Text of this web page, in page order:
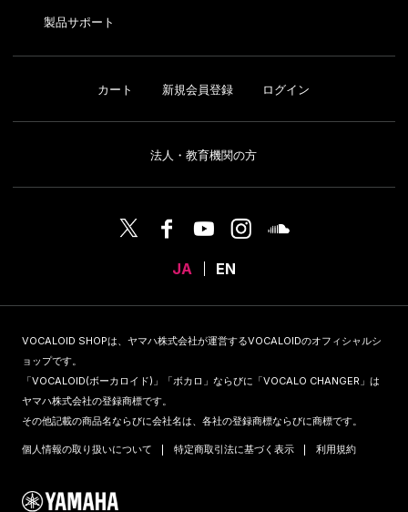
製品サポート
カート 新規会員登録 ログイン
法人・教育機関の方
JA EN
VOCALOID SHOPは、ヤマハ株式会社が運営するVOCALOIDのオフィシャルシ
ョップです。
「VOCALOID(ボーカロイド)」「ボカロ」ならびに「VOCALO CHANGER」は
ヤマハ株式会社の登録商標です。
その他記載の商品名ならびに会社名は、各社の登録商標ならびに商標です。
個人情報の取り扱いについて 特定商取引法に基づく表示 利用規約